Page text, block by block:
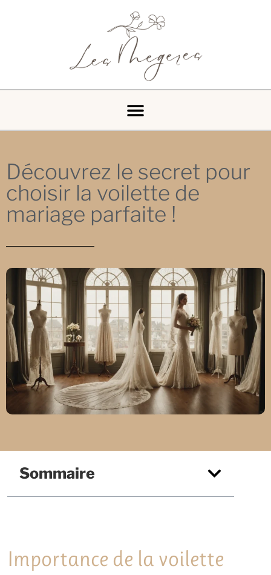
Découvrez le secret pour
choisir la voilette de
mariage parfaite !
Sommaire
Importance de la voilette